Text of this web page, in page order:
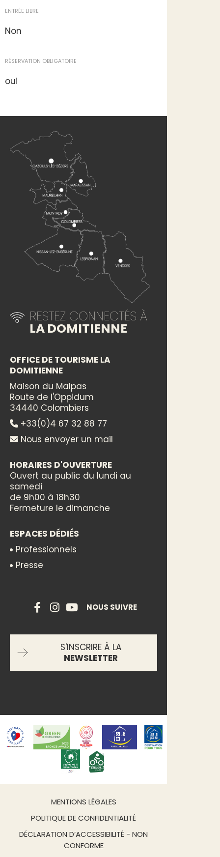
ENTRÉE LIBRE
Non
RÉSERVATION OBLIGATOIRE
oui
RESTEZ CONNECTÉS À
LA DOMITIENNE
OFFICE DE TOURISME LA
DOMITIENNE
Maison du Malpas
Route de l'Oppidum
34440 Colombiers
+33(0)4 67 32 88 77
Nous envoyer un mail
HORAIRES D'OUVERTURE
Ouvert au public du lundi au
samedi
de 9h00 à 18h30
Fermeture le dimanche
ESPACES DÉDIÉS
Professionnels
Presse
NOUS SUIVRE
S'INSCRIRE À LA
NEWSLETTER
MENTIONS LÉGALES
POLITIQUE DE CONFIDENTIALITÉ
DÉCLARATION D’ACCESSIBILITÉ - NON
CONFORME